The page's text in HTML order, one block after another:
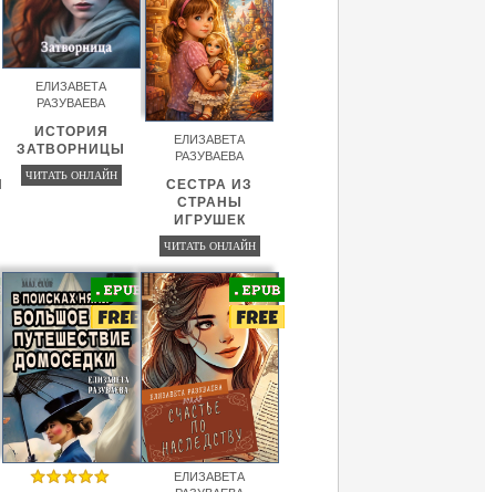
ЕЛИЗАВЕТА
РАЗУВАЕВА
ИСТОРИЯ
ЗАТВОРНИЦЫ
ЧИТАТЬ ОНЛАЙН
ЕЛИЗАВЕТА
РАЗУВАЕВА
СЕСТРА ИЗ
СТРАНЫ
ИГРУШЕК
ЧИТАТЬ ОНЛАЙН
ЕЛИЗАВЕТА